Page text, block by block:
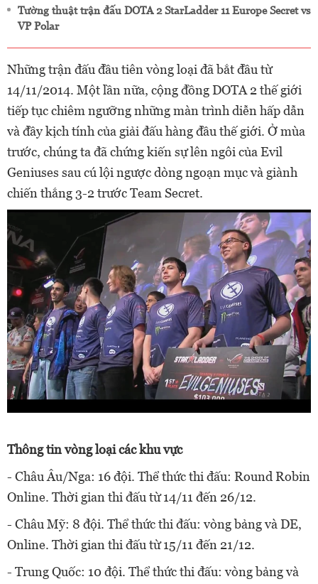
Tường thuật trận đấu DOTA 2 StarLadder 11 Europe Secret vs
VP Polar
Những trận đấu đầu tiên vòng loại đã bắt đầu từ
14/11/2014. Một lần nữa, cộng đồng DOTA 2 thế giới
tiếp tục chiêm ngưỡng những màn trình diễn hấp dẫn
và đầy kịch tính của giải đấu hàng đầu thế giới. Ở mùa
trước, chúng ta đã chứng kiến sự lên ngôi của Evil
Geniuses sau cú lội ngược dòng ngoạn mục và giành
chiến thắng 3-2 trước Team Secret.
Thông tin vòng loại các khu vực
- Châu Âu/Nga: 16 đội. Thể thức thi đấu: Round Robin
Online. Thời gian thi đấu từ 14/11 đến 26/12.
- Châu Mỹ: 8 đội. Thể thức thi đấu: vòng bảng và DE,
Online. Thời gian thi đấu từ 15/11 đến 21/12.
- Trung Quốc: 10 đội. Thể thức thi đấu: vòng bảng và